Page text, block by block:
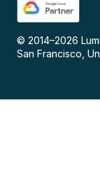
© 2014–2026
San Francisco,